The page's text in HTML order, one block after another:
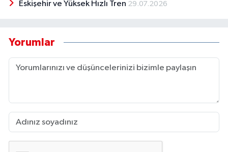
Eskişehir ve Yüksek Hızlı Tren 29.07.2026
Yorumlar